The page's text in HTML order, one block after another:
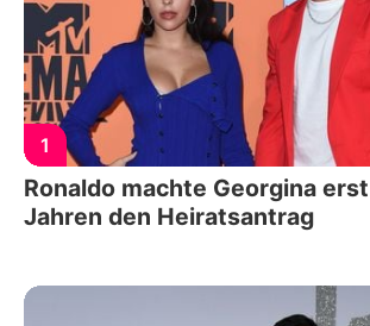
1
Ronaldo machte Georgina
Jahren den Heiratsantrag